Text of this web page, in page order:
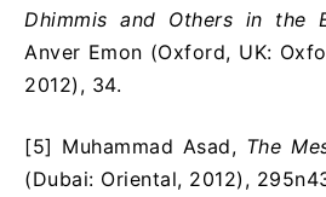
Dhimmis and Others in the
Anver Emon (Oxford, UK:
2012), 34.
[5] Muhammad Asad, The
(Dubai: Oriental, 2012),